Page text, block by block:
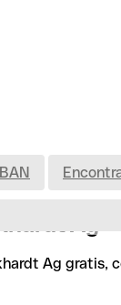
Ag
Ag